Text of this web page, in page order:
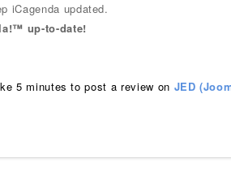
iCagenda updated.
up-to-date!
5 minutes to post a review on JED